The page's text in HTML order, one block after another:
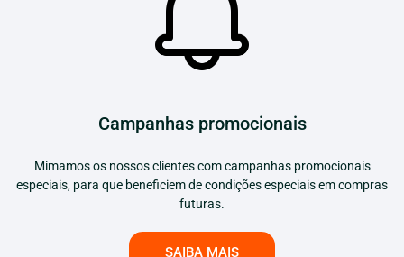
Campanhas promocionais
Mimamos os nossos clientes com campanhas promocionais
especiais, para que beneficiem de condições especiais em compras
futuras.
SAIBA MAIS